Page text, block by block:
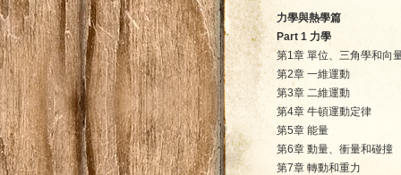
力學與熱學篇
Part 1 力學
第1章 單位、三角學和向
第2章 一維運動
第3章 二維運動
第4章 牛頓運動定律
第5章 能量
第6章 動量、衝量和碰撞
第7章 轉動和重力